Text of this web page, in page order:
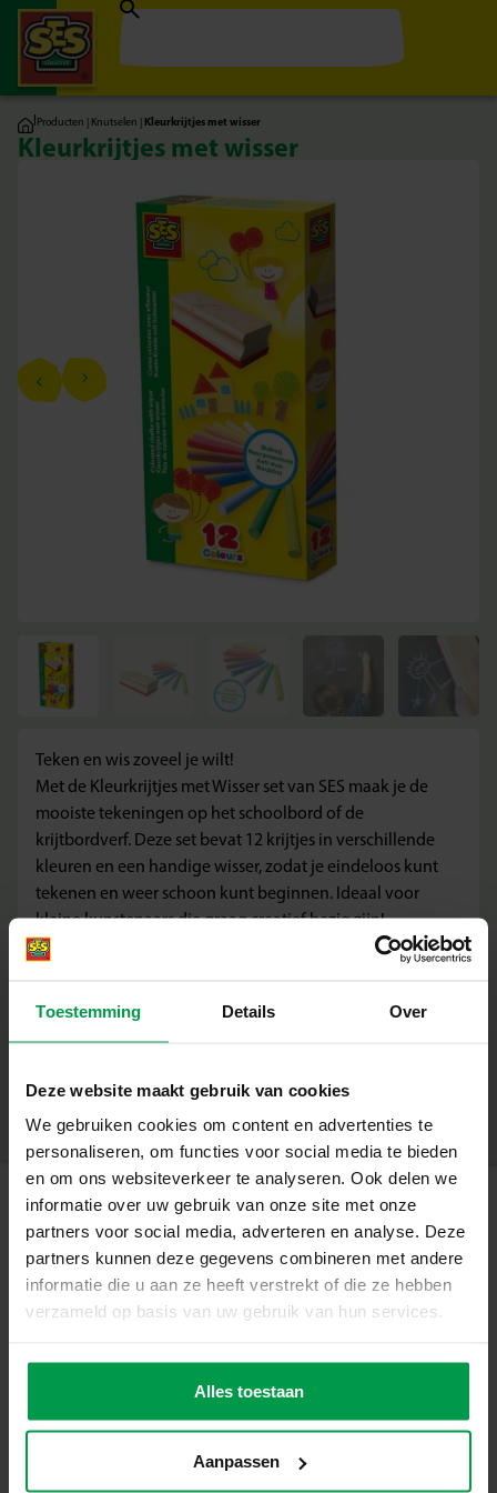
Toestemming Details Over
Deze website maakt gebruik van cookies
We gebruiken cookies om content en advertenties te
personaliseren, om functies voor social media te bieden
en om ons websiteverkeer te analyseren. Ook delen we
informatie over uw gebruik van onze site met onze
partners voor social media, adverteren en analyse. Deze
partners kunnen deze gegevens combineren met andere
informatie die u aan ze heeft verstrekt of die ze hebben
verzameld op basis van uw gebruik van hun services.
Alles toestaan
Aanpassen
|Producten | Knutselen | Kleurkrijtjes met wisser
Kleurkrijtjes met wisser
Teken en wis zoveel je wilt!
Met de Kleurkrijtjes met Wisser set van SES maak je de
mooiste tekeningen op het schoolbord of de
krijtbordverf. Deze set bevat 12 krijtjes in verschillende
kleuren en een handige wisser, zodat je eindeloos kunt
tekenen en weer schoon kunt beginnen. Ideaal voor
kleine kunstenaars die graag creatief bezig zijn!
Wat deze Set Geweldig Maakt
– Langdurig houdbaar, perfect voor herhaaldelijk gebruik
– Geschikt voor kinderen vanaf 2 jaar
Creëer, wis en begin opnieuw!
Met deze krijtset kunnen kinderen hun fantasie de vrije
loop laten en hun creativiteit uiten. De krijtjes zijn stevig
en stofvrij, waardoor ze lang meegaan en zorgen voor
een schone speelomgeving. De meegeleverde wisser
maakt het eenvoudig om foutjes te corrigeren of een
nieuw kunstwerk te beginnen.
Of je nu een kleurrijke regenboog tekent, letters oefent of
perfecte manier om kinderen te laten kennismaken met
tekenen op een krijtbord.
+
Productnummer
00208
Deel dit product
Gerelateerde producten
Plakkaatverf
3+